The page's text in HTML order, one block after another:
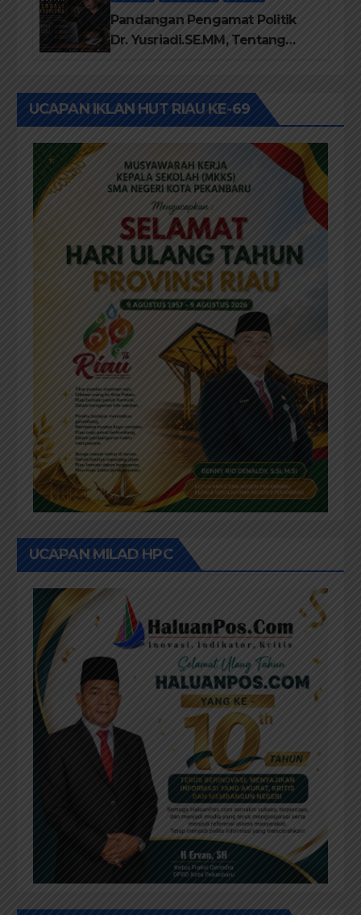
Pandangan Pengamat Politik
Dr. Yusriadi.SE.MM, Tentang
UCAPAN IKLAN HUT RIAU KE-69
UCAPAN MILAD HPC